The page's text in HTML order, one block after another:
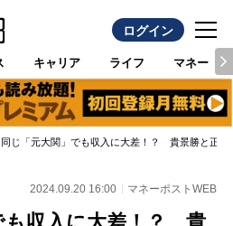
ログイン
キャリア ライフ マネー
同じ「元大関」でも収入に大差！？ 貴景勝と正
2024.09.20 16:00 マネーポストWEB